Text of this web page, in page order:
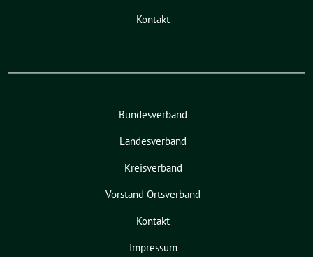
Kontakt
Bundesverband
Landesverband
Kreisverband
Vorstand Ortsverband
Kontakt
Impressum